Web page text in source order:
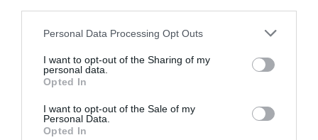
Please note that this website/app uses one or more Google
not limited to your visit or usage behaviour. You may click to
grant or deny consent to Google and its third-party tags to
use your data for below specified purposes in below Google
consent section.
Personal Data Processing Opt Outs
I want to opt-out of the Sharing of my
personal data.
Opted In
I want to opt-out of the Sale of my
Personal Data.
Opted In
aspektusai is, amelyeket tiszteletben kell tartani, így például a
"Bízom abban, hogy a Bizottság e kérdések tekintetében Pakssal
kapcsolatban, illetve általánosabb értelemben a magyar
átlátható hozzáállásra számíthat" - írta José Manuel Barroso. Mint
hozzátette, felkérte az alárendeltségébe tartozó uniós szolgálatot,